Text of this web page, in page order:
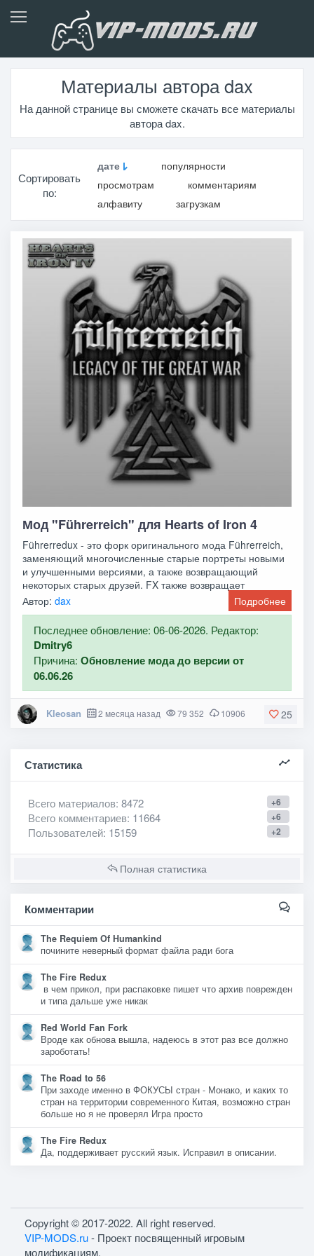
Материалы автора dax
На данной странице вы сможете скачать все материалы
автора dax.
Сортировать
по:
дате
популярности
просмотрам
комментариям
алфавиту
загрузкам
Мод "Führerreich" для Hearts of Iron 4
Führerredux - это форк оригинального мода Führerreich,
заменяющий многочисленные старые портреты новыми
и улучшенными версиями, а также возвращающий
некоторых старых друзей. FX также возвращает
Автор:dax Подробнее
Последнее обновление: 06-06-2026. Редактор:
Dmitry6
Причина:Обновление мода до версии от
06.06.26
25
Kleosan 2 месяца назад 79 352 10906
Статистика
+6
Всего материалов: 8472
+6
Всего комментариев: 11664
+2
Пользователей: 15159
Полная статистика
Комментарии
The Requiem Of Humankind
почините неверный формат файла ради бога
The Fire Redux
в чем прикол, при распаковке пишет что архив поврежден
и типа дальше уже никак
Red World Fan Fork
Вроде как обнова вышла, надеюсь в этот раз все должно
зароботать!
The Road to 56
При заходе именно в ФОКУСЫ стран - Монако, и каких то
стран на территории современного Китая, возможно стран
больше но я не проверял Игра просто
The Fire Redux
Да, поддерживает русский язык. Исправил в описании.
Copyright © 2017-2022. All right reserved.
VIP-MODS.ru- Проект посвященный игровым
модификациям.